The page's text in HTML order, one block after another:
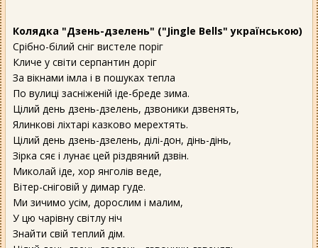
Колядка "Дзень-дзелень" ("Jingle Bells" українською)
Срібно-білий сніг вистеле поріг
Кличе у світи серпантин доріг
За вікнами імла і в пошуках тепла
По вулиці засніженій іде-бреде зима.
Цілий день дзень-дзелень, дзвоники дзвенять,
Ялинкові ліхтарі казково мерехтять.
Цілий день дзень-дзелень, ділі-дон, дінь-дінь,
Зірка сяє і лунає цей різдвяний дзвін.
Миколай іде, хор янголів веде,
Вітер-сніговій у димар гуде.
Ми зичимо усім, дорослим і малим,
У цю чарівну світлу ніч
Знайти свій теплий дім.